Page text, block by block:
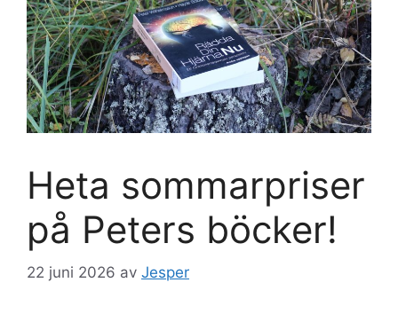
Heta sommarpriser
på Peters böcker!
22 juni 2026 av Jesper